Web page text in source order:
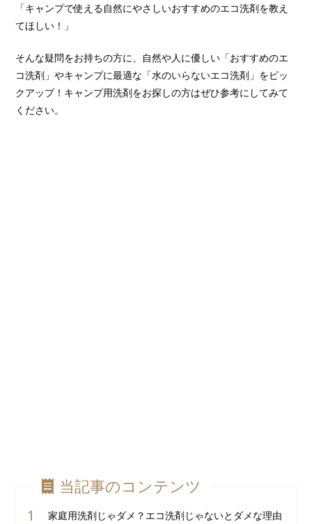
「キャンプで使える自然にやさしいおすすめのエコ洗剤を教え
てほしい！」
そんな疑問をお持ちの方に、自然や人に優しい「おすすめのエ
コ洗剤」やキャンプに最適な「水のいらないエコ洗剤」をピッ
クアップ！キャンプ用洗剤をお探しの方はぜひ参考にしてみて
ください。
当記事のコンテンツ
家庭用洗剤じゃダメ？エコ洗剤じゃないとダメな理由